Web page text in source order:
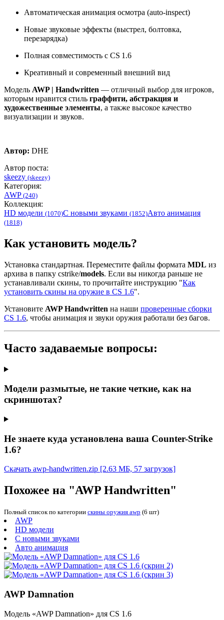
Автоматическая анимация осмотра (auto-inspect)
Новые звуковые эффекты (выстрел, болтовка,
перезарядка)
Полная совместимость с CS 1.6
Креативный и современный внешний вид
Модель AWP | Handwritten — отличный выбор для игроков,
которым нравится стиль граффити, абстракция и
художественные элементы, а также высокое качество
визуализации и звуков.
Автор: DHE
Автор поста:
skeezy (skeezy)
Категория:
AWP (240)
Коллекция:
HD модели (1070)С новыми звуками (1852)Авто анимация
(1818)
Как установить модель?
Установка стандартная. Переместите файлы формата MDL из
архива в папку cstrike/models. Если вы никогда раньше не
устанавливали скины, то прочитайте инструкцию "Как
установить скины на оружие в CS 1.6".
Установите AWP Handwritten на наши проверенные сборки
CS 1.6, чтобы анимация и звуки оружия работали без багов.
Часто задаваемые вопросы:
Модели размытые, не такие четкие, как на
скриншотах?
Не знаете куда установлена ваша Counter-Strike
1.6?
Скачать awp-handwritten.zip [2.63 МБ, 57 загрузок]
Похожее на "AWP Handwritten"
Полный список по категории скины оружия awp (6 шт)
AWP
HD модели
С новыми звуками
Авто анимация
AWP Damnation
Модель «AWP Damnation» для CS 1.6